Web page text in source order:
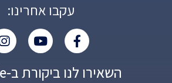
עקבו אחרינו:
השאירו לנו ביקורת ב-Google: